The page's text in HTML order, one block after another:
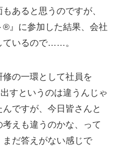
あると思うのですが、
』に参加した結果、会社
ているので……。
の一環として社員を
すというのは違うんじゃ
ですが、今日皆さんと
えも違うのかな、って
だ答えがない感じで